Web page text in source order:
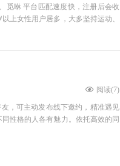
觅咻 平台匹配速度快，注册后会收
上女性用户居多，大多坚持运动、
阅读(7)
，可主动发布线下邀约，精准遇见
性格的人各有魅力。依托高效的同